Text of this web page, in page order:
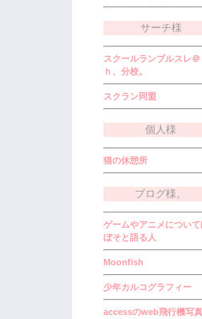
サーチ様
スクールランブルスレ＠
ｈ、分校。
スクラン同盟
個人様
猫の休憩所
ブログ様。
ゲームやアニメについて
ぼそと語る人
Moonfish
少年カルコグラフィー
accessのweb飛行機写